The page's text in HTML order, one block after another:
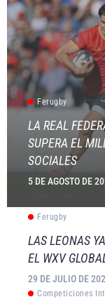
Ferugby
LA REAL
SUPERA EL
SOCIALES
5 DE AGOSTO DE
Ferugby
LAS LEONAS
EL WXV
29 DE JULIO DE
Competiciones